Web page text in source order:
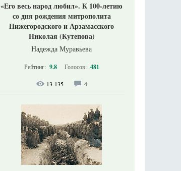
«Его весь народ любил». К 100-летию
со дня рождения митрополита
Нижегородского и Арзамасского
Николая (Кутепова)
Надежда Муравьева
Рейтинг: 9.8 Голосов: 481
13 135 4